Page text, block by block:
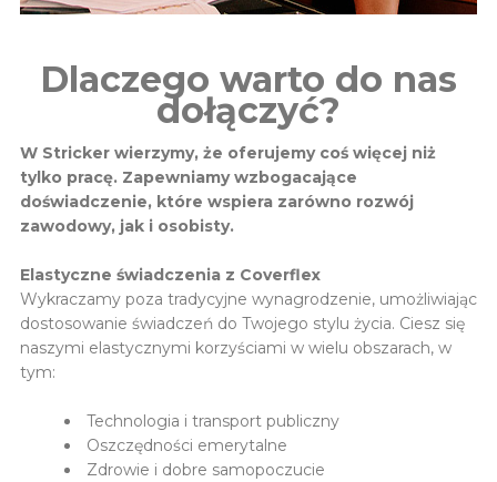
Dlaczego warto do nas
dołączyć?
W Stricker wierzymy, że oferujemy coś więcej niż
tylko pracę. Zapewniamy wzbogacające
doświadczenie, które wspiera zarówno rozwój
zawodowy, jak i osobisty.
Elastyczne świadczenia z Coverflex
Wykraczamy poza tradycyjne wynagrodzenie, umożliwiając
dostosowanie świadczeń do Twojego stylu życia. Ciesz się
naszymi elastycznymi korzyściami w wielu obszarach, w
tym:
Technologia i transport publiczny
Oszczędności emerytalne
Zdrowie i dobre samopoczucie